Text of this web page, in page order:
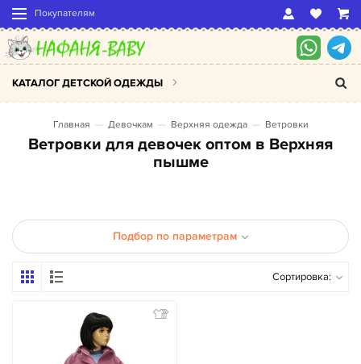
Покупателям
КАТАЛОГ ДЕТСКОЙ ОДЕЖДЫ
Главная Девочкам Верхняя одежда Ветровки
Ветровки для девочек оптом в Верхняя
пышме
Подбор по параметрам
Сортировка: